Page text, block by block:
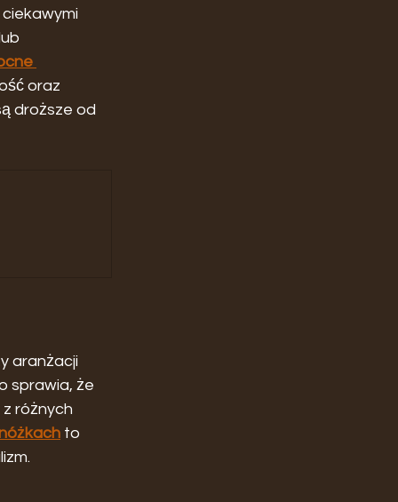
oraz
droższe od
aranżacji
sprawia, że
różnych
to